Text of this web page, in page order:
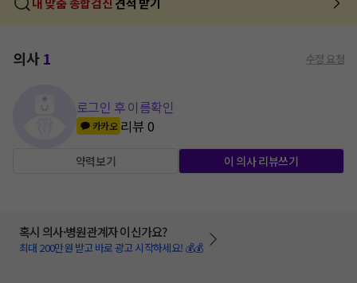
의사1 수정 요청
로그인 후 이름확인
카카오 리뷰0
약력보기 이 의사 리뷰쓰기
혹시 의사·병원관계자 이신가요?
최대 200만원 받고 바로 광고 시작하세요! 💰💰